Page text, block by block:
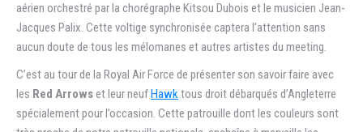
aérien orchestré par la chorégraphe Kitsou Dubois et le musicien Jean-
Jacques Palix. Cette voltige synchronisée captera l’attention sans
aucun doute de tous les mélomanes et autres artistes du meeting.
C’est au tour de la Royal Air Force de présenter son savoir faire avec
les Red Arrowset leur neufHawktous droit débarqués d’Angleterre
spécialement pour l’occasion. Cette patrouille dont les couleurs sont